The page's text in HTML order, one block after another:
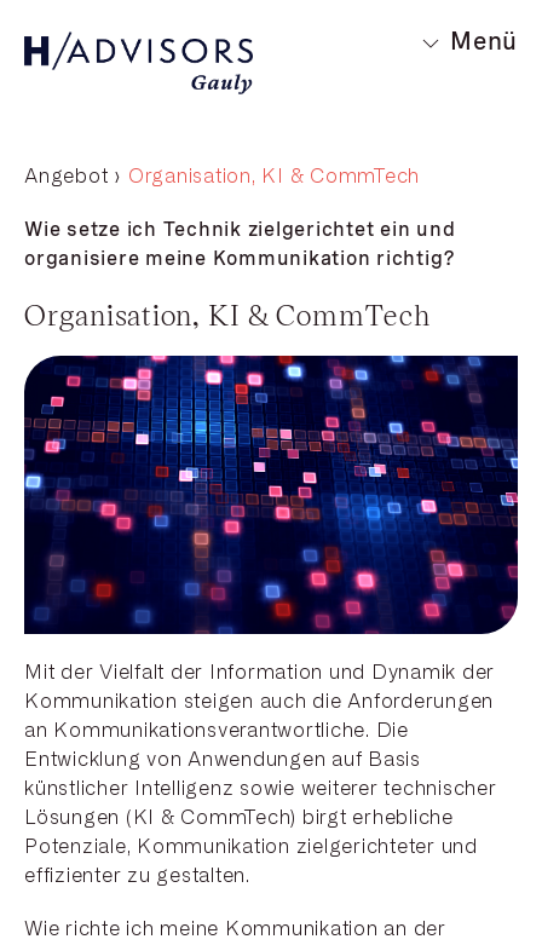
Menü
Angebot › Organisation, KI & CommTech
Wie setze ich Technik zielgerichtet ein und
organisiere meine Kommunikation richtig?
Organisation, KI & CommTech
Mit der Vielfalt der Information und Dynamik der
Kommunikation steigen auch die Anforderungen
an Kommunikationsverantwortliche. Die
Entwicklung von Anwendungen auf Basis
künstlicher Intelligenz sowie weiterer technischer
Lösungen (KI & CommTech) birgt erhebliche
Potenziale, Kommunikation zielgerichteter und
effizienter zu gestalten.
Wie richte ich meine Kommunikation an der